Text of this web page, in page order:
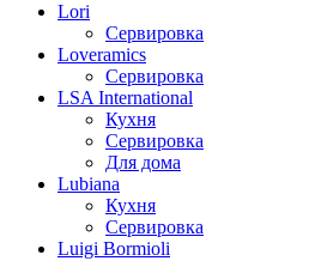
Lori
Сервировка
Loveramics
Сервировка
LSA International
Кухня
Сервировка
Для дома
Lubiana
Кухня
Сервировка
Luigi Bormioli